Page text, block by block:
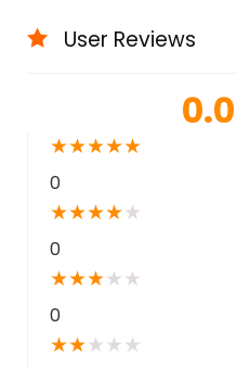
User Reviews
0.0
★★★★★
0
★★★★★
0
★★★★ ★
0
★★★ ★ ★